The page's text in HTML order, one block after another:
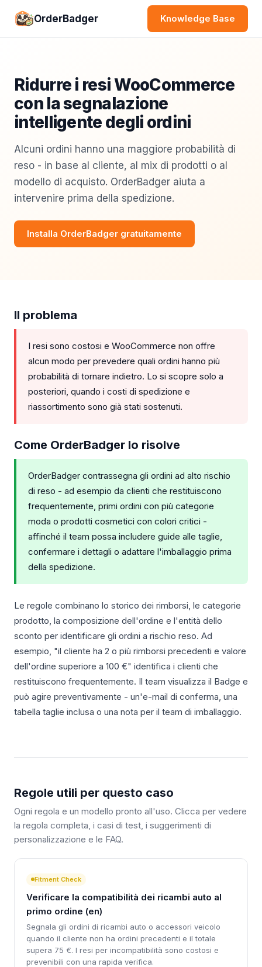
OrderBadger Knowledge Base
Ridurre i resi WooCommerce
con la segnalazione
intelligente degli ordini
Alcuni ordini hanno una maggiore probabilità di
reso - in base al cliente, al mix di prodotti o al
modello di acquisto. OrderBadger aiuta a
intervenire prima della spedizione.
Installa OrderBadger gratuitamente
Il problema
I resi sono costosi e WooCommerce non offre
alcun modo per prevedere quali ordini hanno più
probabilità di tornare indietro. Lo si scopre solo a
posteriori, quando i costi di spedizione e
riassortimento sono già stati sostenuti.
Come OrderBadger lo risolve
OrderBadger contrassegna gli ordini ad alto rischio
di reso - ad esempio da clienti che restituiscono
frequentemente, primi ordini con più categorie
moda o prodotti cosmetici con colori critici -
affinché il team possa includere guide alle taglie,
confermare i dettagli o adattare l'imballaggio prima
della spedizione.
Le regole combinano lo storico dei rimborsi, le categorie
prodotto, la composizione dell'ordine e l'entità dello
sconto per identificare gli ordini a rischio reso. Ad
esempio, "il cliente ha 2 o più rimborsi precedenti e valore
dell'ordine superiore a 100 €" identifica i clienti che
restituiscono frequentemente. Il team visualizza il Badge e
può agire preventivamente - un'e-mail di conferma, una
tabella taglie inclusa o una nota per il team di imballaggio.
Regole utili per questo caso
Ogni regola e un modello pronto all'uso. Clicca per vedere
la regola completa, i casi di test, i suggerimenti di
personalizzazione e le FAQ.
Fitment Check
Verificare la compatibilità dei ricambi auto al
primo ordine (en)
Segnala gli ordini di ricambi auto o accessori veicolo
quando il cliente non ha ordini precedenti e il totale
supera 75 €. I resi per incompatibilità sono costosi e
prevenibili con una rapida verifica.